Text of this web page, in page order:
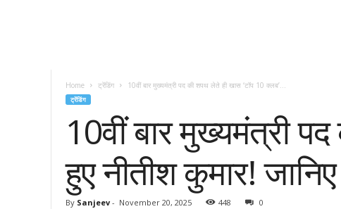
Home ट्रेंडिंग 10वीं बार मुख्यमंत्री पद की शपथ लेते ही खास ‘टॉप 10 क्लब’...
ट्रेंडिंग
10वीं बार मुख्यमंत्री
हुए नीतीश कुमार!
By Sanjeev - November 20, 2025 448 0